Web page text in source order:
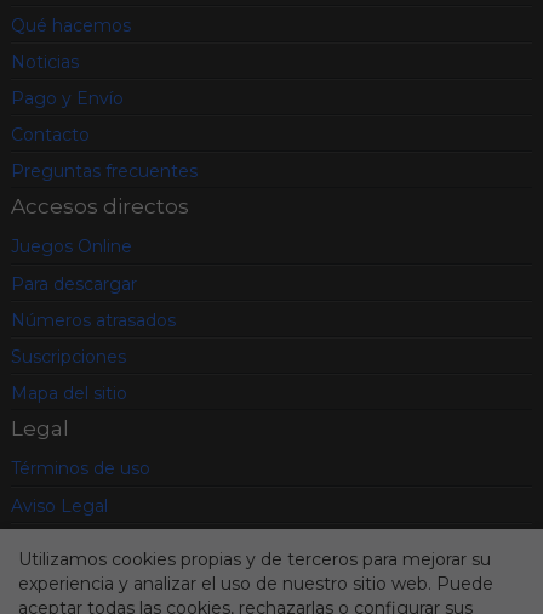
Qué hacemos
Noticias
Pago y Envío
Contacto
Preguntas frecuentes
Accesos directos
Juegos Online
Para descargar
Números atrasados
Suscripciones
Mapa del sitio
Legal
Términos de uso
Aviso Legal
Condiciones contratación
Utilizamos cookies propias y de terceros para mejorar su
experiencia y analizar el uso de nuestro sitio web. Puede
aceptar todas las cookies, rechazarlas o configurar sus